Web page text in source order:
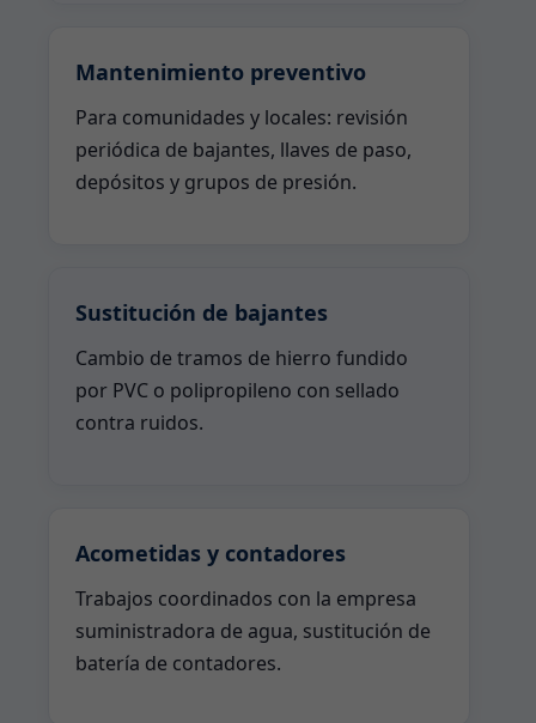
Mantenimiento preventivo
Para comunidades y locales: revisión
periódica de bajantes, llaves de paso,
depósitos y grupos de presión.
Sustitución de bajantes
Cambio de tramos de hierro fundido
por PVC o polipropileno con sellado
contra ruidos.
Acometidas y contadores
Trabajos coordinados con la empresa
suministradora de agua, sustitución de
batería de contadores.